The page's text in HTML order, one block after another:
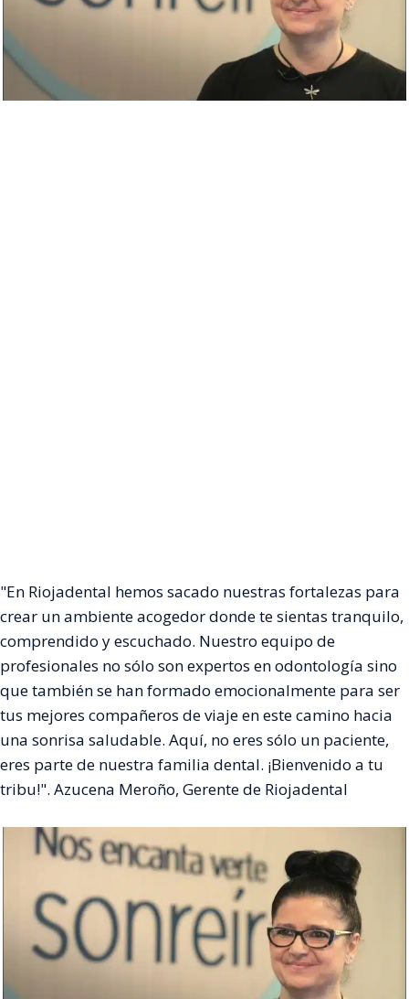
"En Riojadental hemos sacado nuestras fortalezas para
crear un ambiente acogedor donde te sientas tranquilo,
comprendido y escuchado. Nuestro equipo de
profesionales no sólo son expertos en odontología sino
que también se han formado emocionalmente para ser
tus mejores compañeros de viaje en este camino hacia
una sonrisa saludable. Aquí, no eres sólo un paciente,
eres parte de nuestra familia dental. ¡Bienvenido a tu
tribu!". Azucena Meroño, Gerente de Riojadental